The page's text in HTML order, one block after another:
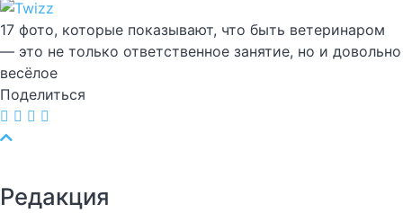
17 фото, которые показывают, что быть ветеринаром
— это не только ответственное занятие, но и довольно
весёлое
Поделиться
Редакция